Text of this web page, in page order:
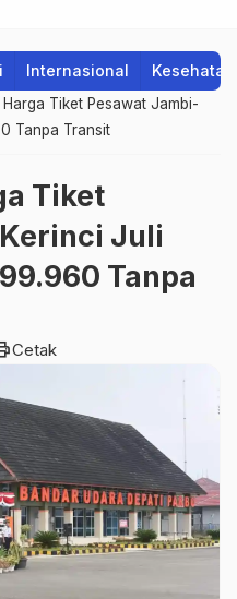
Internasional Kesehatan
Tiket Pesawat Jambi-
Tanpa Transit
Tiket
Juli
Tanpa
Cetak